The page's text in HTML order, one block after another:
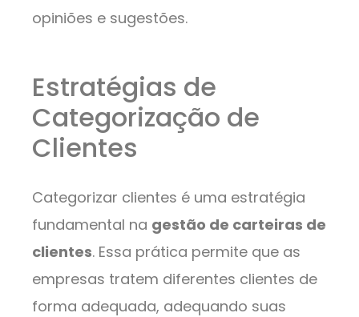
opiniões e sugestões.
Estratégias de
Categorização de
Clientes
Categorizar clientes é uma estratégia
fundamental na gestão de carteiras de
clientes. Essa prática permite que as
empresas tratem diferentes clientes de
forma adequada, adequando suas